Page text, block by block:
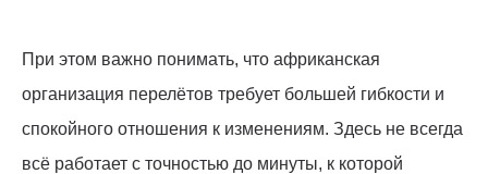
При этом важно понимать, что африканская
организация перелётов требует большей гибкости и
спокойного отношения к изменениям. Здесь не всегда
всё работает с точностью до минуты, к которой